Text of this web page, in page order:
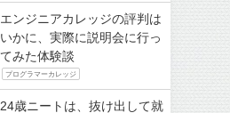
エンジニアカレッジの評判は
いかに、実際に説明会に行っ
てみた体験談
プログラマーカレッジ
24歳ニートは、抜け出して就